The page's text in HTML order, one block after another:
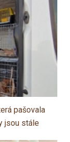
pašovala
jsou stále